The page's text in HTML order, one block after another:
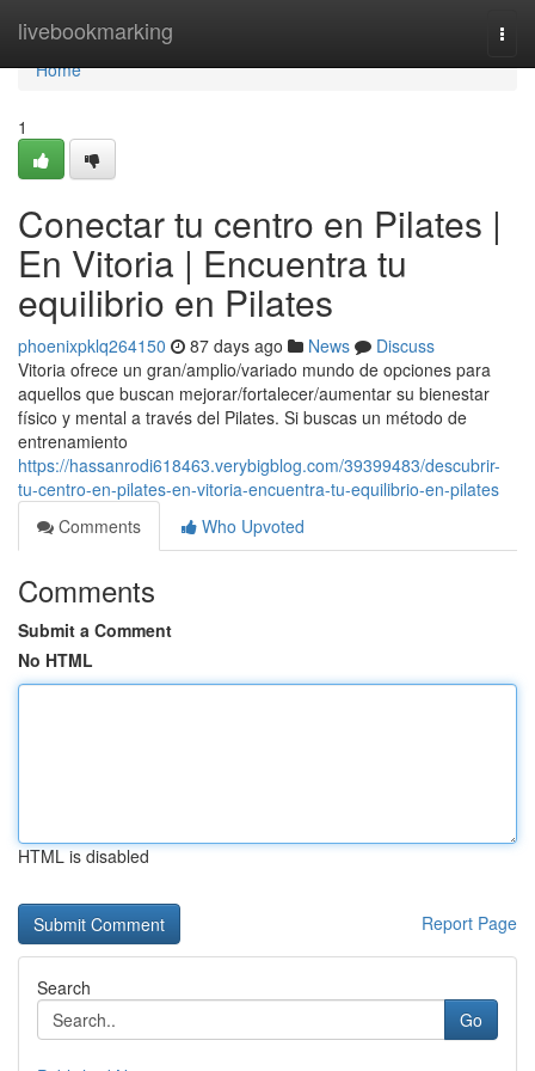
livebookmarking
Home
Home
1
Conectar tu centro en Pilates |
En Vitoria | Encuentra tu
equilibrio en Pilates
phoenixpklq264150 87 days ago News
Discuss
Vitoria ofrece un gran/amplio/variado mundo de opciones para
aquellos que buscan mejorar/fortalecer/aumentar su bienestar
físico y mental a través del Pilates. Si buscas un método de
entrenamiento
https://hassanrodi618463.verybigblog.com/39399483/descubrir-
tu-centro-en-pilates-en-vitoria-encuentra-tu-equilibrio-en-pilates
Comments
Who Upvoted
Comments
Submit a Comment
No HTML
HTML is disabled
Report Page
Search
Go